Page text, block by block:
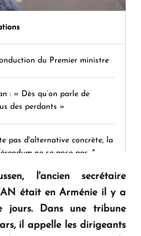
du Premier ministre
: « Dès qu’on parle de
des perdants »
pas d'alternative concrète, la
ne se pose pas. "
de résilience et d'avenir
l'ancien secrétaire
était en Arménie il y a
jours. Dans une tribune
il appelle les dirigeants